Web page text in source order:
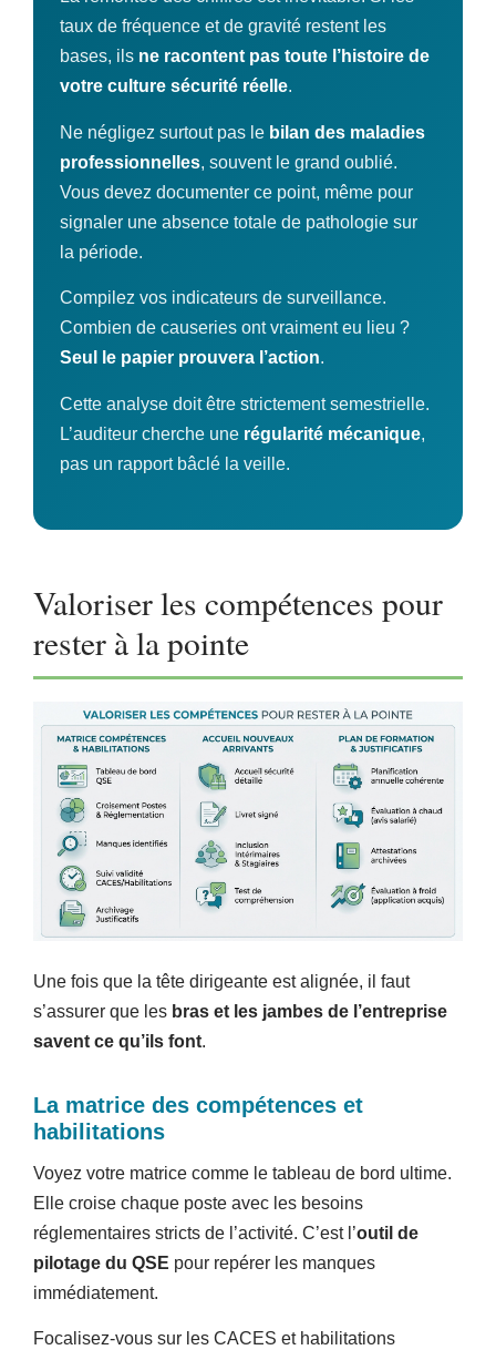
taux de fréquence et de gravité restent les
bases, ils ne racontent pas toute l’histoire de
votre culture sécurité réelle.
Ne négligez surtout pas le bilan des maladies
professionnelles, souvent le grand oublié.
Vous devez documenter ce point, même pour
signaler une absence totale de pathologie sur
la période.
Compilez vos indicateurs de surveillance.
Combien de causeries ont vraiment eu lieu ?
Seul le papier prouvera l’action.
Cette analyse doit être strictement semestrielle.
L’auditeur cherche une régularité mécanique,
pas un rapport bâclé la veille.
Valoriser les compétences pour
rester à la pointe
Une fois que la tête dirigeante est alignée, il faut
s’assurer que les bras et les jambes de l’entreprise
savent ce qu’ils font.
La matrice des compétences et
habilitations
Voyez votre matrice comme le tableau de bord ultime.
Elle croise chaque poste avec les besoins
réglementaires stricts de l’activité. C’est l’outil de
pilotage du QSE pour repérer les manques
immédiatement.
Focalisez-vous sur les CACES et habilitations